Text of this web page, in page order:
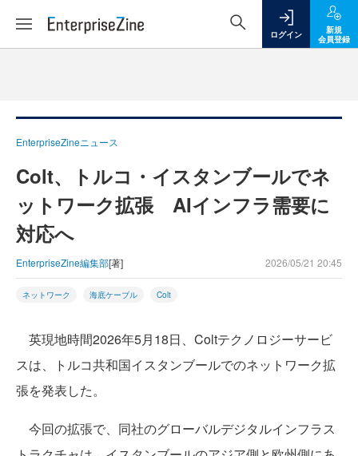
ログイン
新規
会員登録
EnterpriseZineニュース
Colt、トルコ・イスタンブールでネ
ットワーク拡張 AIインフラ需要に
対応へ
EnterpriseZine編集部[著] 2026/05/21 20:45
ネットワーク 海底ケーブル Colt
英現地時間2026年5月18日、Coltテクノロジーサービ
スは、トルコ共和国イスタンブールでのネットワーク拡
張を発表した。
今回の拡張で、同社のグローバルデジタルインフラス